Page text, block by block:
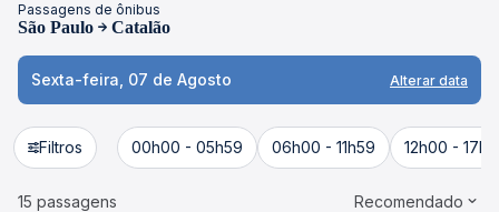
Passagens de ônibus
São Paulo Catalão
Sexta-feira, 07 de Agosto Alterar data
Filtros 00h00 - 05h59 06h00 - 11h59 12h00 -
15 passagens Recomendado